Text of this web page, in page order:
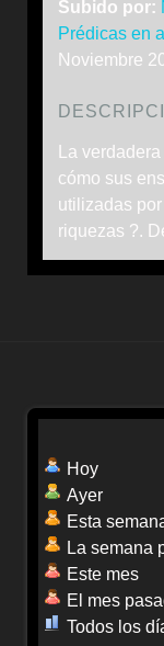
Subido por:
Prédicas en
Noviembre
La
cómo sus
utilizadas
riquezas ?.
Hoy
Ayer
Esta
La semana
Este mes
El mes
Todos los